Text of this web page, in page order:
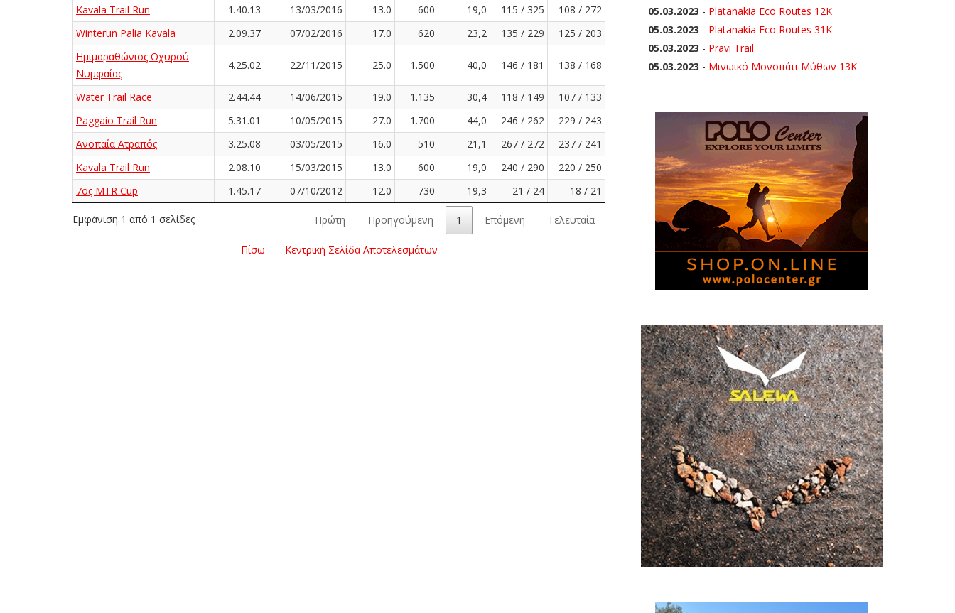
Kavala Trail Run
1.40.13 13/03/2016 13.0 600 19,0 115 / 325
108 / 272
Winterun Palia Kavala
2.09.37 07/02/2016 17.0 620 23,2 135 / 229
125 / 203
Ημιμαραθώνιος Οχυρού
Νυμφαίας
4.25.02 22/11/2015 25.0 1.500 40,0 146 / 181 138 / 168
Water Trail Race 2.44.44 14/06/2015 19.0 1.135 30,4 118 / 149
107 / 133
Paggaio Trail Run
5.31.01 10/05/2015 27.0 1.700 44,0 246 / 262
229 / 243
Ανοπαία Ατραπός
3.25.08 03/05/2015 16.0 510 21,1 267 / 272
237 / 241
Kavala Trail Run
2.08.10 15/03/2015 13.0 600 19,0 240 / 290
220 / 250
7ος MTR Cup
1.45.17 07/10/2012 12.0 730 19,3 21 / 24 18 / 21
Εμφάνιση 1 από 1 σελίδες Πρώτη Προηγούμενη 1 Επόμενη Τελευταία
Πίσω Κεντρική Σελίδα Αποτελεσμάτων
05.03.2023 - Platanakia Eco Routes 12K
05.03.2023 - Platanakia Eco Routes 31K
05.03.2023 - Pravi Trail
05.03.2023 - Μινωικό Μονοπάτι Μύθων 13Κ